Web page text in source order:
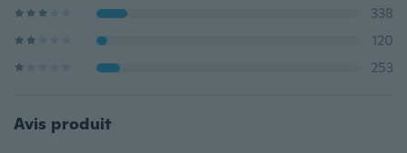
338
120
253
Avis produit